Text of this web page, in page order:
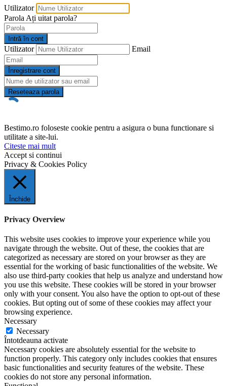
Utilizator
Parola Ați uitat parola?
Intră în cont
Utilizator Email
Înregistrare cont
Reseteaza parola
Bestimo.ro foloseste cookie pentru a asigura o buna functionare si
utilitate a site-lui.
Citeste mai mult
Accept si continui
Privacy & Cookies Policy
Închide
Privacy Overview
This website uses cookies to improve your experience while you
navigate through the website. Out of these, the cookies that are
categorized as necessary are stored on your browser as they are
essential for the working of basic functionalities of the website. We
also use third-party cookies that help us analyze and understand how
you use this website. These cookies will be stored in your browser
only with your consent. You also have the option to opt-out of these
cookies. But opting out of some of these cookies may affect your
browsing experience.
Necessary
Necessary
Întotdeauna activate
Necessary cookies are absolutely essential for the website to
function properly. This category only includes cookies that ensures
basic functionalities and security features of the website. These
cookies do not store any personal information.